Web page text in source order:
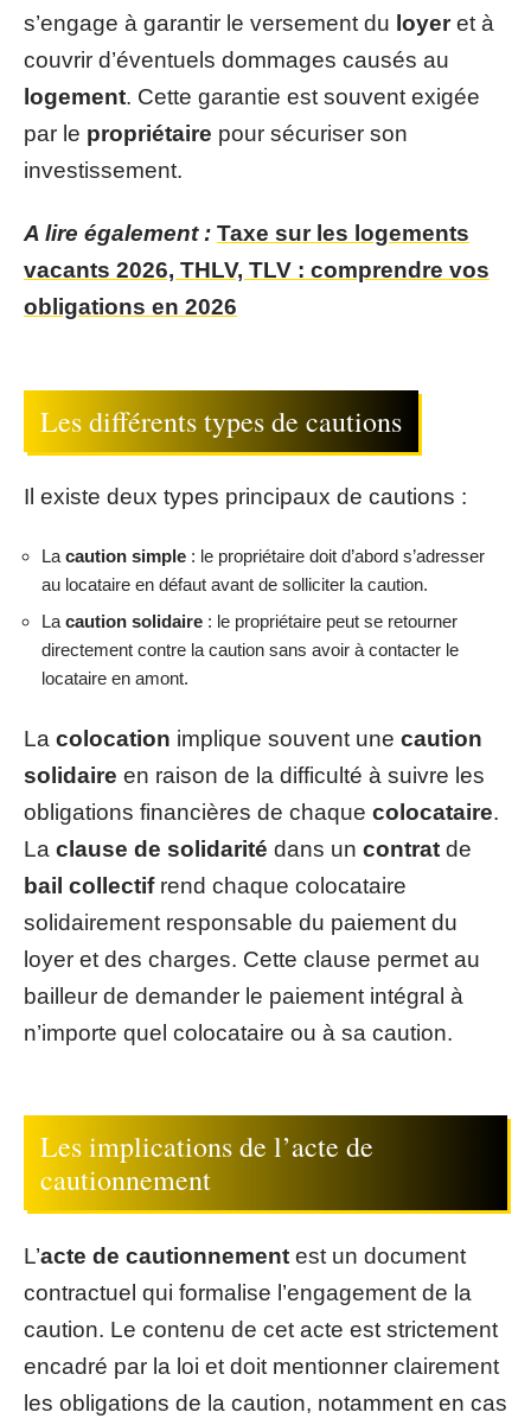
s’engage à garantir le versement du loyeret à
couvrir d’éventuels dommages causés au
logement. Cette garantie est souvent exigée
par le propriétaire pour sécuriser son
investissement.
A lire également : Taxe sur les logements
vacants 2026, THLV, TLV : comprendre vos
obligations en 2026
Les différents types de cautions
Il existe deux types principaux de cautions :
La caution simple : le propriétaire doit d’abord s’adresser
au locataire en défaut avant de solliciter la caution.
La caution solidaire : le propriétaire peut se retourner
directement contre la caution sans avoir à contacter le
locataire en amont.
La colocation implique souvent une caution
solidaire en raison de la difficulté à suivre les
obligations financières de chaque colocataire.
La clause de solidarité dans un contrat de
bail collectifrend chaque colocataire
solidairement responsable du paiement du
loyer et des charges. Cette clause permet au
bailleur de demander le paiement intégral à
n’importe quel colocataire ou à sa caution.
Les implications de l’acte de
cautionnement
L’acte de cautionnement est un document
contractuel qui formalise l’engagement de la
caution. Le contenu de cet acte est strictement
encadré par la loi et doit mentionner clairement
les obligations de la caution, notamment en cas